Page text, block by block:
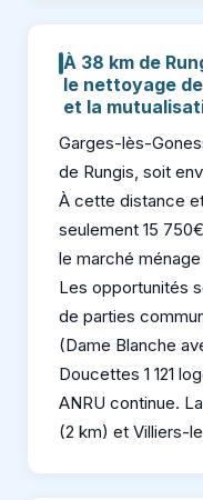
À 38 km de
le nettoyage
et la
Garges-lès-
de Rungis, soit
À cette distance
seulement 15
le marché
Les opportunités
de parties
(Dame Blanche
Doucettes 1 121
ANRU continue.
(2 km) et Villiers-